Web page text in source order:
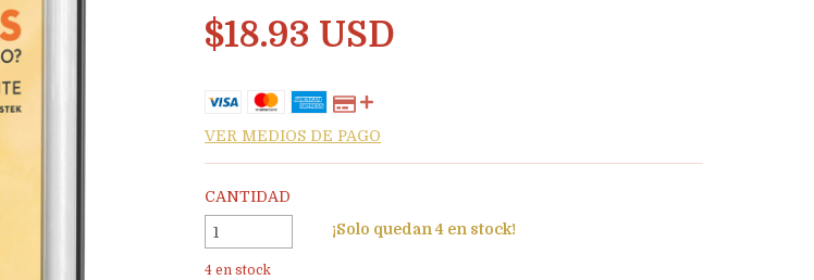
$18.93 USD
VER MEDIOS DE PAGO
CANTIDAD
4 en stock
¡Solo quedan4 en stock!